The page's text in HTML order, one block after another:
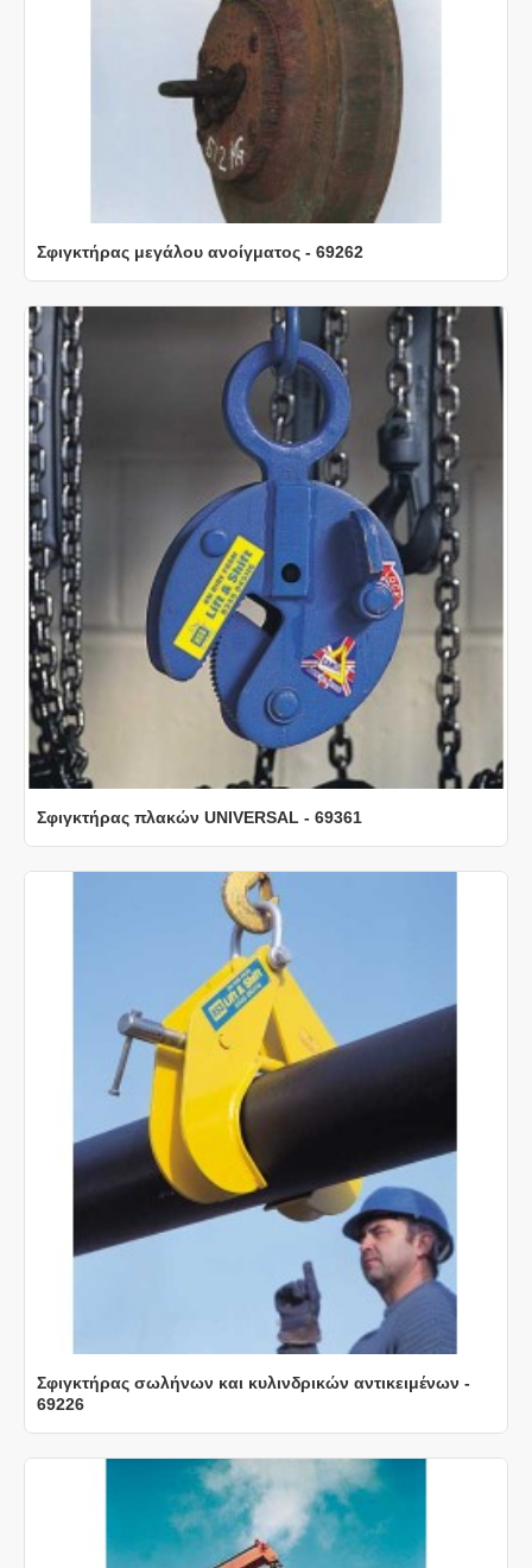
Σφιγκτήρας μεγάλου ανοίγματος - 69262
Σφιγκτήρας πλακών UNIVERSAL - 69361
Σφιγκτήρας σωλήνων και κυλινδρικών αντικειμένων -
69226